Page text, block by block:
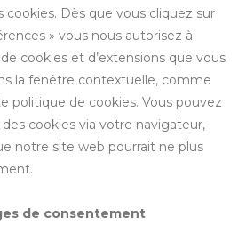
cookies. Dès que vous cliquez sur
» vous nous autorisez à
cookies et d’extensions que vous
la fenêtre contextuelle, comme
politique de cookies. Vous pouvez
des cookies via votre navigateur,
notre site web pourrait ne plus
de consentement